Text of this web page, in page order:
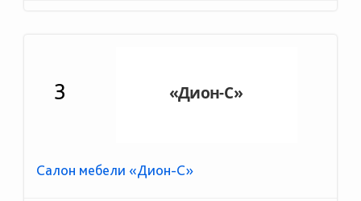
3
Салон мебели «Дион-С»